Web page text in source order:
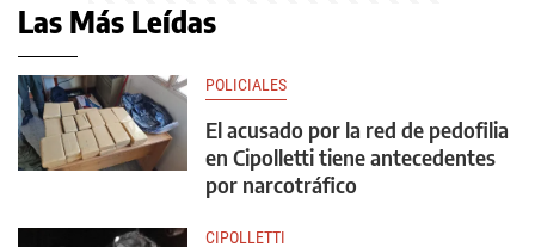
Las Más Leídas
POLICIALES
El acusado por la red de pedofilia
en Cipolletti tiene antecedentes
por narcotráfico
CIPOLLETTI